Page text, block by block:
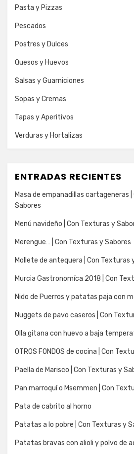
Pasta y Pizzas
Pescados
Postres y Dulces
Quesos y Huevos
Salsas y Guarniciones
Sopas y Cremas
Tapas y Aperitivos
Verduras y Hortalizas
ENTRADAS RECIENTES
Masa de empanadillas cartageneras
Sabores
Menú navideño | Con Texturas y
Merengue… | Con Texturas y Sabores
Mollete de antequera | Con Texturas
Murcia Gastronomíca 2018 | Con
Nido de Puerros y patatas paja con
Nuggets de pavo caseros | Con
Olla gitana con huevo a baja
OTROS FONDOS de cocina | Con
Paella de Marisco | Con Texturas y
Pan marroquí o Msemmen | Con
Pata de cabrito al horno
Patatas a lo pobre | Con Texturas y
Patatas bravas con alioli y polvo de